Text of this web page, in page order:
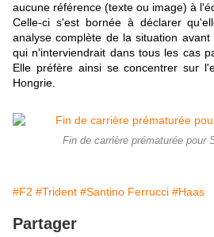
aucune référence (texte ou image) à
Celle-ci s'est bornée à déclarer
analyse complète de la situation avant
qui n'interviendrait dans tous les cas
Elle préfère ainsi se concentrer sur
Hongrie.
Fin de carrière prématurée pour
#F2 #Trident #Santino Ferrucci #Haas
Partager